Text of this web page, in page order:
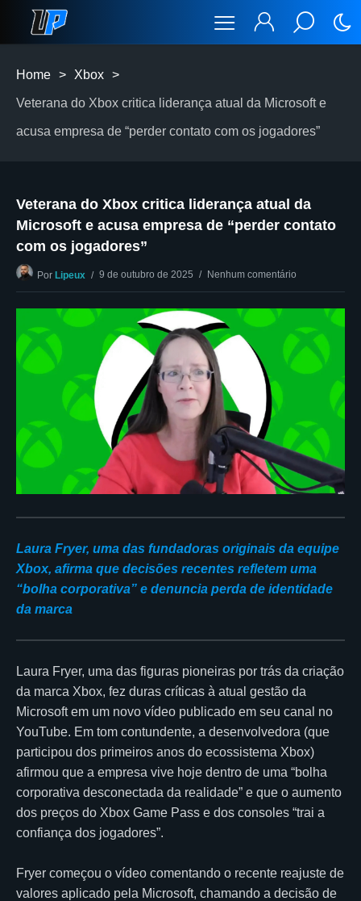
Home > Xbox >
Veterana do Xbox critica liderança atual da Microsoft e
acusa empresa de “perder contato com os jogadores”
Veterana do Xbox critica liderança atual da
Microsoft e acusa empresa de “perder contato
com os jogadores”
Por Lipeux 9 de outubro de 2025 Nenhum comentário
Laura Fryer, uma das fundadoras originais da equipe
Xbox, afirma que decisões recentes refletem uma
“bolha corporativa” e denuncia perda de identidade
da marca
Laura Fryer, uma das figuras pioneiras por trás da criação
da marca Xbox, fez duras críticas à atual gestão da
Microsoft em um novo vídeo publicado em seu canal no
YouTube. Em tom contundente, a desenvolvedora (que
participou dos primeiros anos do ecossistema Xbox)
afirmou que a empresa vive hoje dentro de uma “bolha
corporativa desconectada da realidade” e que o aumento
dos preços do Xbox Game Pass e dos consoles “trai a
confiança dos jogadores”.
Fryer começou o vídeo comentando o recente reajuste de
valores aplicado pela Microsoft, chamando a decisão de